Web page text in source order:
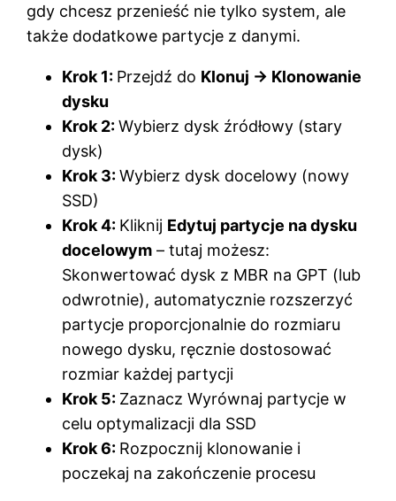
gdy chcesz przenieść nie tylko system, ale
także dodatkowe partycje z danymi.
Krok 1: Przejdź do Klonuj → Klonowanie
dysku
Krok 2:Wybierz dysk źródłowy (stary
dysk)
Krok 3:Wybierz dysk docelowy (nowy
SSD)
Krok 4: Kliknij Edytuj partycje na dysku
docelowym – tutaj możesz:
Skonwertować dysk z MBR na GPT (lub
odwrotnie), automatycznie rozszerzyć
partycje proporcjonalnie do rozmiaru
nowego dysku, ręcznie dostosować
rozmiar każdej partycji
Krok 5: Zaznacz Wyrównaj partycje w
celu optymalizacji dla SSD
Krok 6: Rozpocznij klonowanie i
poczekaj na zakończenie procesu